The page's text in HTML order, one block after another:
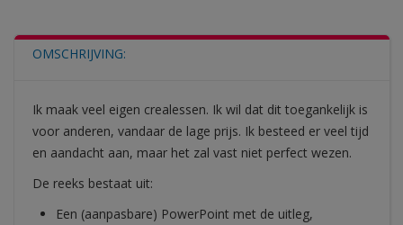
OMSCHRIJVING:
Ik maak veel eigen crealessen. Ik wil dat dit toegankelijk is
voor anderen, vandaar de lage prijs. Ik besteed er veel tijd
en aandacht aan, maar het zal vast niet perfect wezen.
De reeks bestaat uit:
Een (aanpasbare) PowerPoint met de uitleg,